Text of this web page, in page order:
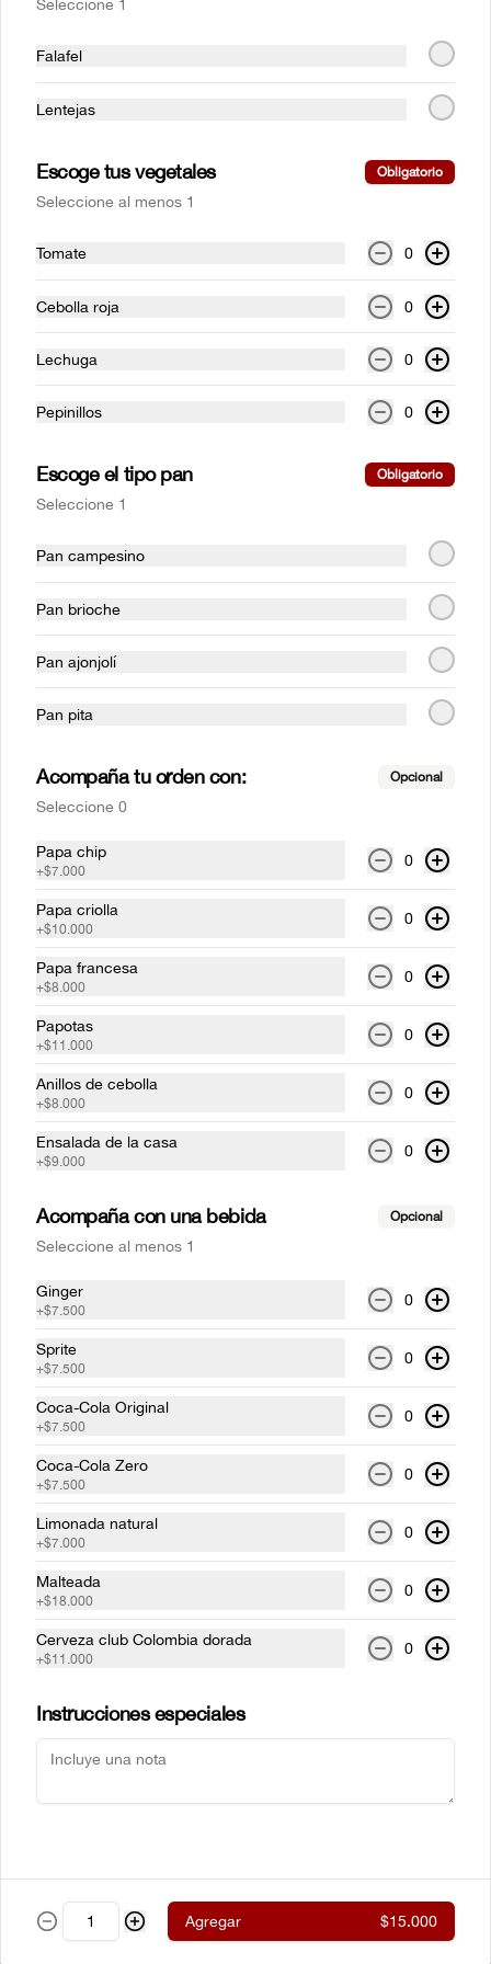
Pechuga a la plancha
Salmón a la plancha
Filete de salmón a la plancha con salsa
teriyaki. Con cualquiera de nuestros
Parrilla
Costillas mundiales 1/4 rack
Costilla de cerdo BBQ  a la parrilla (Corte
$46.000
Costillas mundiales Full rack
St. Louis), acompañado de papas
Costillas mundiales Medio
Costilla de cerdo BBQ  a la parrilla (Corte
depimientanegra con cualquiera de
Medallones de lomo tocineta
Dos medallones de lomo de res a la
parrilla envueltos en tocinera con
cualquiera de nuestros acompañamientos
$61.500
New York steak Certified
Beef ® al estilo neoyorkino, acompañado
de nuestros acompañamientos y
Seleccione 1
Falafel
Lentejas
Escoge tus vegetales Obligatorio
Seleccione al menos 1
Tomate 0
Cebolla roja 0
Lechuga 0
Pepinillos 0
Escoge el tipo pan Obligatorio
Seleccione 1
Pan campesino
Pan brioche
Pan ajonjolí
Pan pita
Acompaña tu orden con: Opcional
Seleccione 0
Papa chip
+$7.000
0
Papa criolla
+$10.000
0
Papa francesa
+$8.000
0
Papotas
+$11.000
0
Anillos de cebolla
+$8.000
0
Ensalada de la casa
+$9.000
0
Acompaña con una bebida Opcional
Seleccione al menos 1
Ginger
+$7.500
0
Sprite
+$7.500
0
Coca-Cola Original
+$7.500
0
Coca-Cola Zero
+$7.500
0
Limonada natural
+$7.000
0
Malteada
+$18.000
0
Cerveza club Colombia dorada
+$11.000
0
Instrucciones especiales
Agregar $15.000